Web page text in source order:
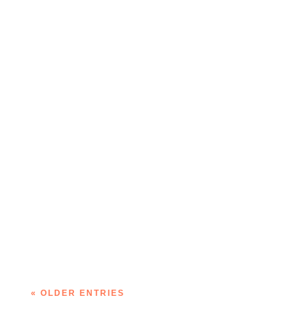
« OLDER ENTRIES